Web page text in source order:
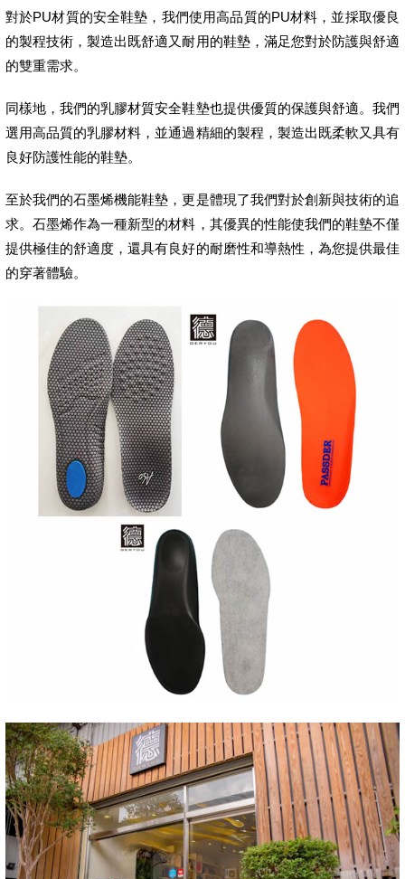
對於PU材質的安全鞋墊，我們使用高品質的PU材料，並採取優良
的製程技術，製造出既舒適又耐用的鞋墊，滿足您對於防護與舒適
的雙重需求。
同樣地，我們的乳膠材質安全鞋墊也提供優質的保護與舒適。我們
選用高品質的乳膠材料，並通過精細的製程，製造出既柔軟又具有
良好防護性能的鞋墊。
至於我們的石墨烯機能鞋墊，更是體現了我們對於創新與技術的追
求。石墨烯作為一種新型的材料，其優異的性能使我們的鞋墊不僅
提供極佳的舒適度，還具有良好的耐磨性和導熱性，為您提供最佳
的穿著體驗。